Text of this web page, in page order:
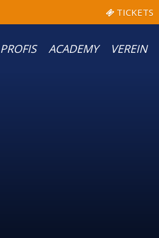
TICKETS
PROFIS ACADEMY VEREIN